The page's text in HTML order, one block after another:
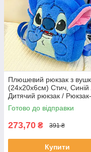
Плюшевий рюкзак з
(24х20х6см) Стич, Синій
Дитячий рюкзак / Рюкзак-
іграшка для дитини
Готово до відправки
273,70 ₴ 391 ₴
Купити